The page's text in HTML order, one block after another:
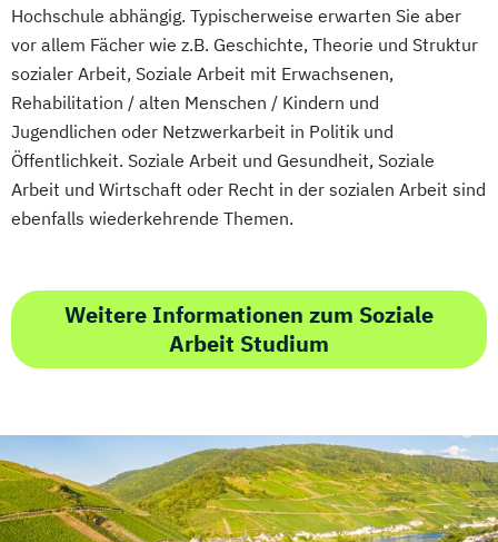
Marketing und digitale Medien
Maschinenbau
Master of Business Administration (DE/EN)
Mechatronik Mediendesign
Medieninformatik Medienmanagement
Medizinische Informatik Medizintechnik
Online Marketing
Online Marketing (DE/EN)
Personalentwicklung
Personalmanagement (DE/EN) Pflege
Pflegemanagement Pflegepädagogik
Physiotherapie
Product Management (DE/EN)
Hochschule abhängig. Typischerweise erwarten Sie aber
vor allem Fächer wie z.B. Geschichte, Theorie und Struktur
sozialer Arbeit, Soziale Arbeit mit Erwachsenen,
Rehabilitation / alten Menschen / Kindern und
Jugendlichen oder Netzwerkarbeit in Politik und
Öffentlichkeit. Soziale Arbeit und Gesundheit, Soziale
Arbeit und Wirtschaft oder Recht in der sozialen Arbeit sind
ebenfalls wiederkehrende Themen.
Weitere Informationen zum Soziale
Arbeit Studium